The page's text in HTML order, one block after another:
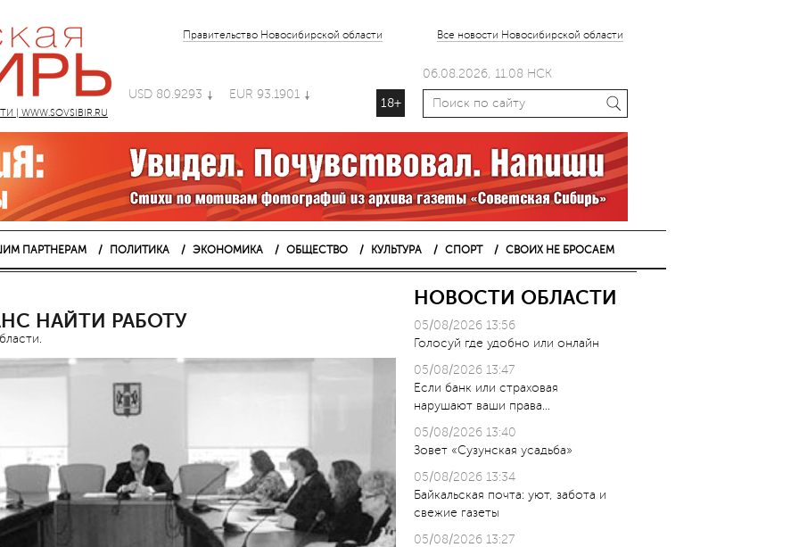
Правительство Новосибирской области Все новости Новосибирской области
USD 80.9293 EUR 93.1901
18+
06.08.2026, 11.08 НСК
ПАРТНЕРАМ ПОЛИТИКА ЭКОНОМИКА ОБЩЕСТВО КУЛЬТУРА СПОРТ СВОИХ НЕ БРОСАЕМ
НАЙТИ РАБОТУ
НОВОСТИ ОБЛАСТИ
05/08/2026 13:56
Голосуй где удобно или онлайн
05/08/2026 13:47
Если банк или страховая
нарушают ваши права…
05/08/2026 13:40
Зовет «Сузунская усадьба»
05/08/2026 13:34
Байкальская почта: уют, забота и
свежие газеты
05/08/2026 13:27